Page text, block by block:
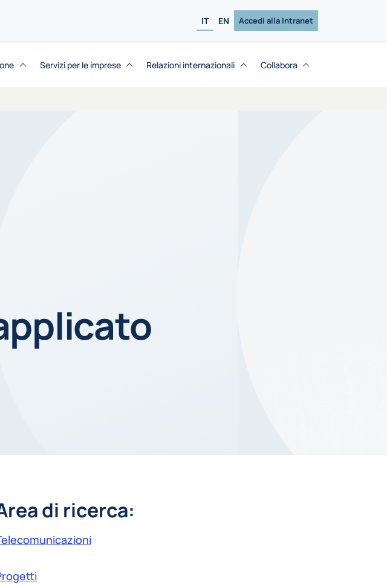
IT EN Accedi alla Intranet
Servizi per le imprese Relazioni internazionali Collabora
di ricerca: